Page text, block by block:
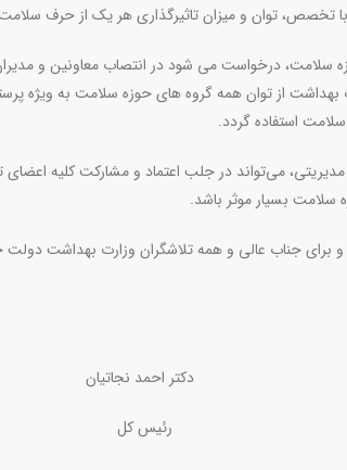
توان و میزان تاثیرگذاری هر یک از حرف
سلامت، درخواست می شود در انتصاب معاونین و
از توان همه گروه های حوزه سلامت به ویژه
استفاده گردد.
می‌تواند در جلب اعتماد و مشارکت کلیه
سلامت بسیار موثر باشد.
جناب عالی و همه تلاشگران وزارت بهداشت دولت